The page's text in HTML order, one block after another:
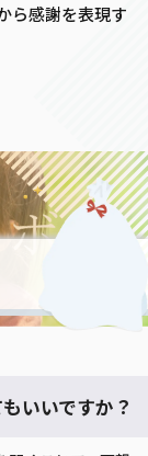
ら感謝を表現す
いいですか？